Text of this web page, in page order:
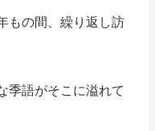
もの間、繰り返し訪
季語がそこに溢れて